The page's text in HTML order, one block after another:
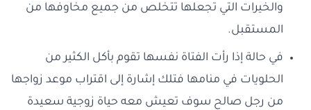
والخيرات التي تجعلها تتخلص من جميع مخاوفها من
المستقبل.
في حالة إذا رأت الفتاة نفسها تقوم بأكل الكثير من
الحلويات في منامها فتلك إشارة إلى اقتراب موعد زواجها
من رجل صالح سوف تعيش معه حياة زوجية سعيدة